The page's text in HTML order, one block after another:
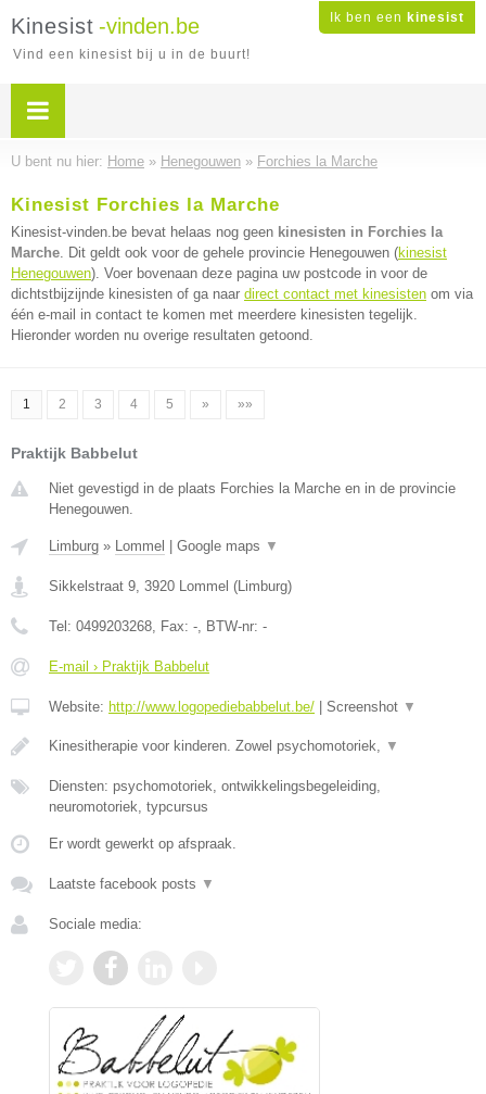
Ik ben een kinesist
Kinesist -vinden.be
Vind een kinesist bij u in de buurt!
U bent nu hier: Home » Henegouwen » Forchies la Marche
Kinesist Forchies la Marche
Kinesist-vinden.be bevat helaas nog geen kinesisten in Forchies la
Marche. Dit geldt ook voor de gehele provincie Henegouwen (kinesist
Henegouwen). Voer bovenaan deze pagina uw postcode in voor de
dichtstbijzijnde kinesisten of ga naar direct contact met kinesisten om via
één e-mail in contact te komen met meerdere kinesisten tegelijk.
Hieronder worden nu overige resultaten getoond.
1 2 3 4 5 » »»
Praktijk Babbelut
Niet gevestigd in de plaats Forchies la Marche en in de provincie
Henegouwen.
Limburg » Lommel Google maps ▼
Sikkelstraat 9, 3920 Lommel (Limburg)
Tel: 0499203268, Fax: -, BTW-nr: -
E-mail › Praktijk Babbelut
Website: http://www.logopediebabbelut.be/ Screenshot ▼
Kinesitherapie voor kinderen. Zowel psychomotoriek, ▼
Diensten: psychomotoriek, ontwikkelingsbegeleiding,
neuromotoriek, typcursus
Er wordt gewerkt op afspraak.
Laatste facebook posts ▼
Sociale media: